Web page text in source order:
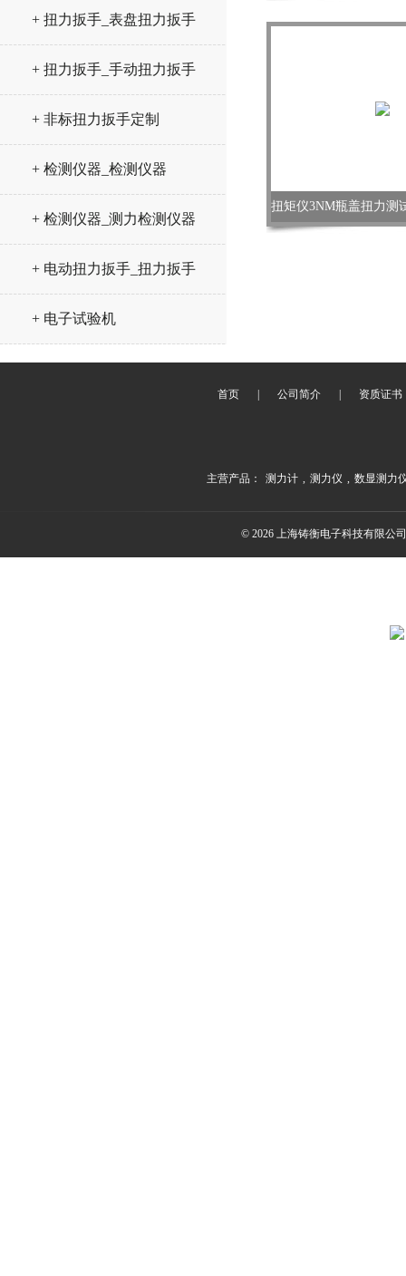
+ 扭力扳手_表盘扭力扳手
+ 扭力扳手_手动扭力扳手
+ 非标扭力扳手定制
+ 检测仪器_检测仪器
+ 检测仪器_测力检测仪器
+ 电动扭力扳手_扭力扳手
+ 电子试验机
首页 公司简介 资质证书
主营产品： 测力计 , 测力仪 , 数显测力
© 2026 上海铸衡电子科技有限公